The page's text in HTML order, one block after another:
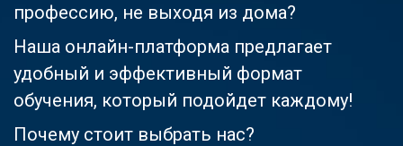
профессию, не выходя из дома?
Наша онлайн-платформа предлагает
удобный и эффективный формат
обучения, который подойдет каждому!
Почему стоит выбрать нас?